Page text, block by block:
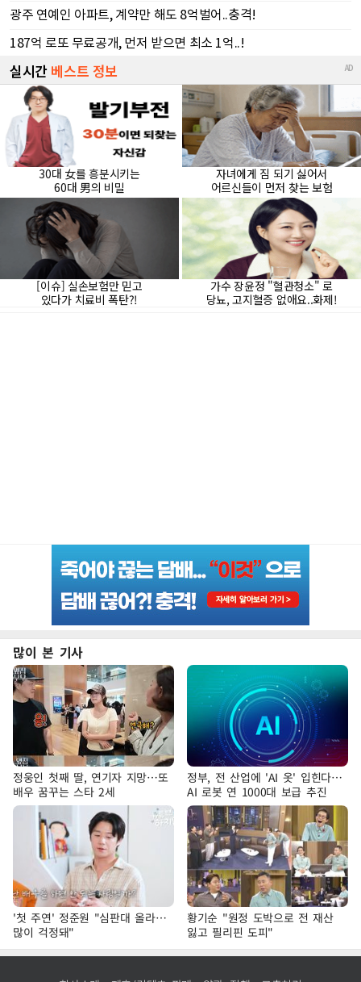
많이 본 기사
정웅인 첫째 딸, 연기자 지망…또
배우 꿈꾸는 스타 2세
정부, 전 산업에 'AI 옷' 입힌다…
AI 로봇 연 1000대 보급 추진
'첫 주연' 정준원 "심판대 올라…
많이 걱정돼"
황기순 "원정 도박으로 전 재산
잃고 필리핀 도피"